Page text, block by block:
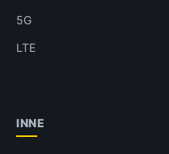
5G
LTE
INNE